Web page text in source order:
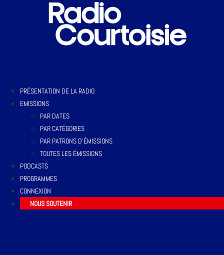
PRÉSENTATION DE LA RADIO
EMISSIONS
PAR DATES
PAR CATÉGORIES
PAR PATRONS D’ÉMISSIONS
TOUTES LES ÉMISSIONS
PODCASTS
PROGRAMMES
CONNEXION
NOUS SOUTENIR